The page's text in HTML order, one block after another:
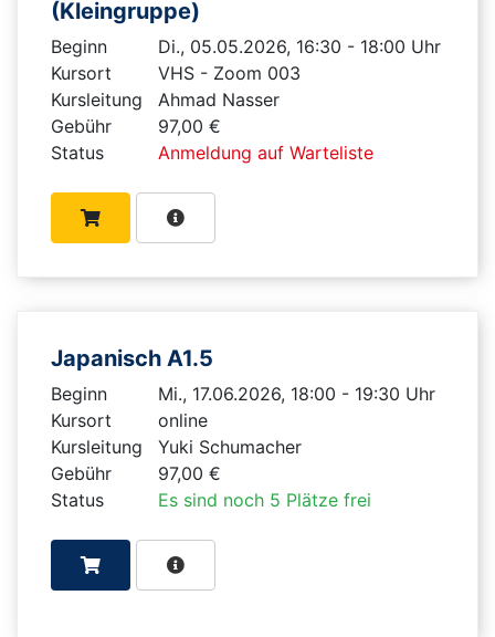
(Kleingruppe)
Beginn
Di., 05.05.2026, 16:30 - 18:00 Uhr
Kursort
VHS - Zoom 003
Kursleitung
Ahmad Nasser
Gebühr
97,00 €
Status
Anmeldung auf Warteliste
Japanisch A1.5
Beginn
Mi., 17.06.2026, 18:00 - 19:30 Uhr
Kursort
online
Kursleitung
Yuki Schumacher
Gebühr
97,00 €
Status
Es sind noch 5 Plätze frei